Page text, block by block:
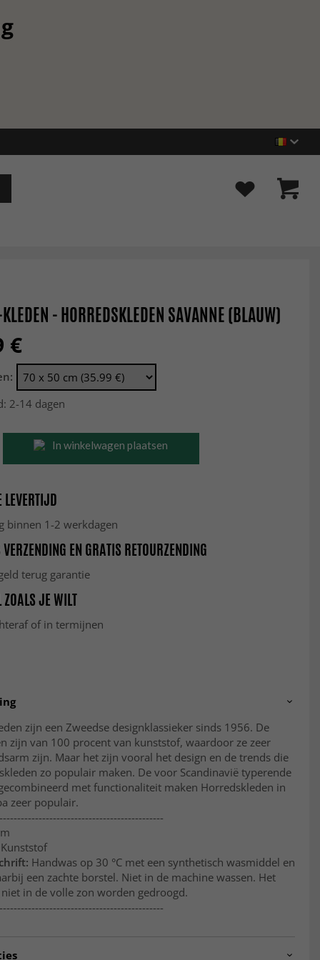
- HORREDSKLEDEN SAVANNE (BLAUW)
€
2-14 dagen
In winkelwagen plaatsen
LEVERTIJD
binnen 1-2 werkdagen
EN GRATIS RETOURZENDING
terug garantie
ZOALS JE WILT
of in termijnen
zijn een Zweedse designklassieker sinds 1956. De
zijn van 100 procent van kunststof, waardoor ze zeer
zijn. Maar het zijn vooral het design en de trends die
zo populair maken. De voor Scandinavië typerende
met functionaliteit maken Horredskleden in
zeer populair.
Handwas op 30 °C met een synthetisch wasmiddel en
een zachte borstel. Niet in de machine wassen. Het
in de volle zon worden gedroogd.